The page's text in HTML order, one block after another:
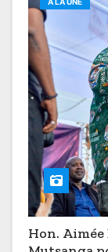
Hon. Aimée